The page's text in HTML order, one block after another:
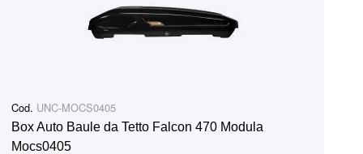
Cod. UNC-MOCS0405
Box Auto Baule da Tetto Falcon 470 Modula
Mocs0405